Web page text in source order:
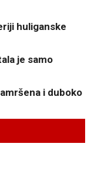
huliganske
je samo
i duboko